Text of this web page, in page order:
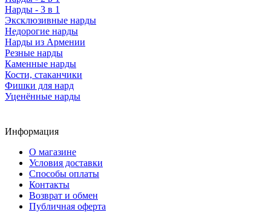
Нарды - 3 в 1
Эксклюзивные нарды
Недорогие нарды
Нарды из Армении
Резные нарды
Каменные нарды
Кости, стаканчики
Фишки для нард
Уценённые нарды
Информация
О магазине
Условия доставки
Способы оплаты
Контакты
Возврат и обмен
Публичная оферта